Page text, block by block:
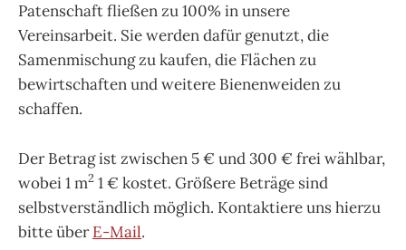
Patenschaft fließen zu 100% in unsere
Vereinsarbeit. Sie werden dafür genutzt, die
Samenmischung zu kaufen, die Flächen zu
bewirtschaften und weitere Bienenweiden zu
schaffen.
Der Betrag ist zwischen 5 € und 300 € frei wählbar,
wobei 1 m2 1 € kostet. Größere Beträge sind
selbstverständlich möglich. Kontaktiere uns hierzu
bitte überE-Mail.